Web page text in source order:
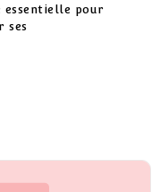
essentielle pour
ses